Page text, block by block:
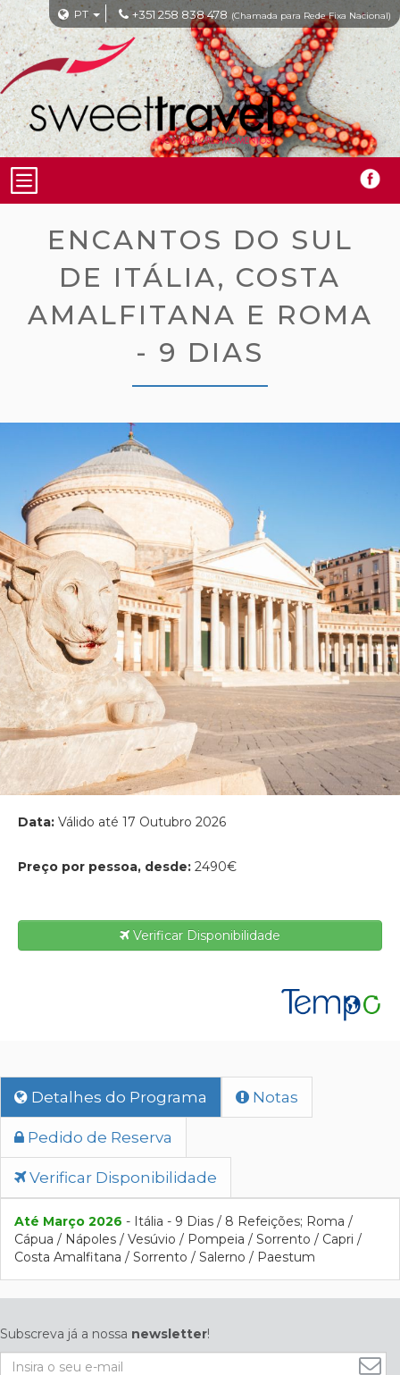
PT +351 258 838 478 (Chamada para Rede Fixa Nacional)
ENCANTOS DO SUL
DE ITÁLIA, COSTA
AMALFITANA E ROMA
- 9 DIAS
Data: Válido até 17 Outubro 2026
Preço por pessoa, desde: 2490€
Verificar Disponibilidade
Detalhes do Programa Notas
Pedido de Reserva
Verificar Disponibilidade
Até Março 2026 - Itália - 9 Dias / 8 Refeições; Roma /
Cápua / Nápoles / Vesúvio / Pompeia / Sorrento / Capri /
Costa Amalfitana / Sorrento / Salerno / Paestum
Subscreva já a nossa newsletter!